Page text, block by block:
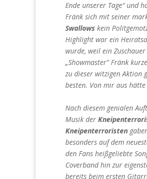
Ende unserer Tage“ und
Fränk sich mit seiner
Swallows kein
Highlight war ein
wurde, weil ein
„Showmaster“ Fränk
zu dieser witzigen Aktion
besten. Von mir aus
Nach diesem genialen
Musik der
Kneipenterroristen
besonders auf dem
den Fans heißgeliebte
Coverband hin zur
bereits beim ersten